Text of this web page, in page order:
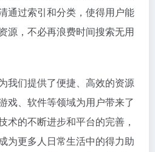
通过索引和分类，使得用户能
源，不必再浪费时间搜索无用
我们提供了便捷、高效的资源
戏、软件等领域为用户带来了
术的不断进步和平台的完善，
为更多人日常生活中的得力助